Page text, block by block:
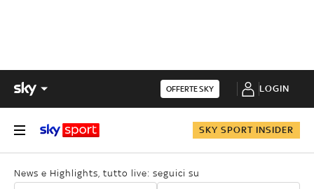
OFFERTE SKY LOGIN
SKY SPORT INSIDER
News e Highlights, tutto live: seguici su